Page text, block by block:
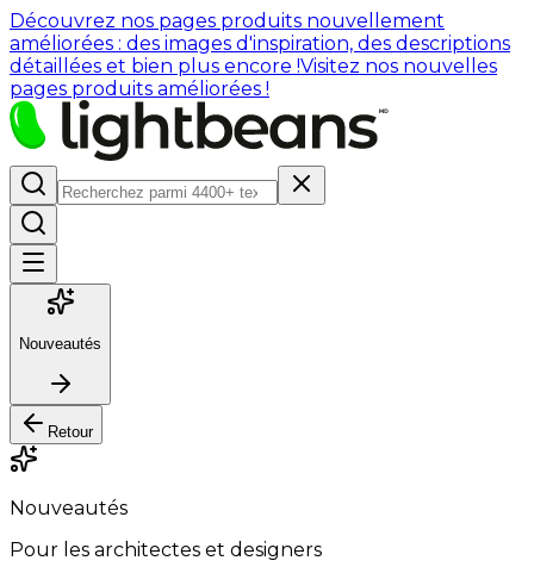
Découvrez nos pages produits nouvellement
améliorées : des images d'inspiration, des descriptions
détaillées et bien plus encore !Visitez nos nouvelles
pages produits améliorées !
Nouveautés
Retour
Nouveautés
Pour les architectes et designers